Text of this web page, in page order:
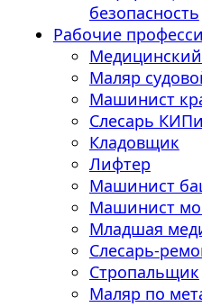
безопасность
Рабочие
Медицинский
Маляр
Машинист
Слесарь
Кладовщик
Лифтер
Машинист
Машинист
Младшая
Слесарь-
Стропальщик
Маляр по